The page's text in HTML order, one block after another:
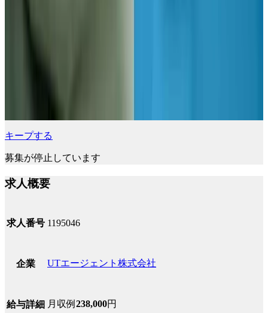
キープする
募集が停止しています
求人概要
求人番号 1195046
企業 UTエージェント株式会社
給与詳細 月収例 238,000円